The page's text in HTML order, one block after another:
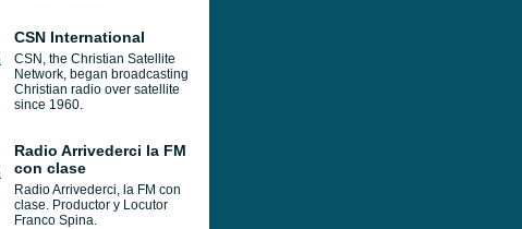
CSN International
CSN, the Christian Satellite
Network, began broadcasting
Christian radio over satellite
since 1960.
Radio Arrivederci la FM
con clase
Radio Arrivederci, la FM con
clase. Productor y Locutor
Franco Spina.